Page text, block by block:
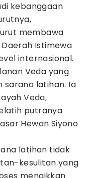
kebanggaan
membawa
Istimewa
internasional.
Veda yang
latihan. Ia
Veda,
putranya
Hewan Siyono
latihan tidak
kesulitan yang